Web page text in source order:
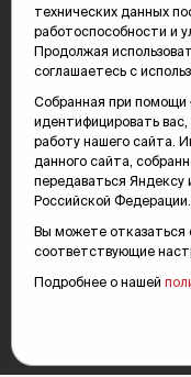
Главный редактор:
kika@vsluh.ru
По вопросам рекламы:
(3452) 68-89-78
kotovaev@sibinformburo.ru
mim@vsluh.ru
технических данных
работоспособности и
Продолжая
соглашаетесь с
Собранная при помощи
идентифицировать
работу нашего сайта.
данного сайта,
передаваться Яндексу
Российской Федерации.
Вы можете отказаться
соответствующие
Подробнее о нашей